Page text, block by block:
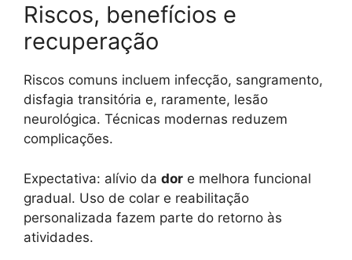
Riscos, benefícios e
recuperação
Riscos comuns incluem infecção, sangramento,
disfagia transitória e, raramente, lesão
neurológica. Técnicas modernas reduzem
complicações.
Expectativa: alívio da dor e melhora funcional
gradual. Uso de colar e reabilitação
personalizada fazem parte do retorno às
atividades.